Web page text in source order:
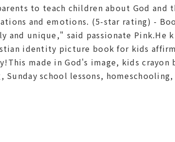
to teach children about God and
and emotions. (5-star rating) -
and unique," said passionate Pink.He
identity picture book for kids
made in God's image, kids
school lessons,